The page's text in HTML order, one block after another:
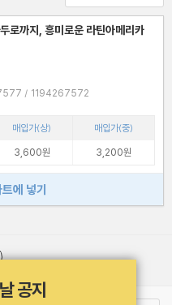
로까지, 흥미로운 라틴아메리카
ISBN : 9791194267577 / 1194267572
매입가(상)
매입가(중)
3,600원 3,200원
에 넣기
공지